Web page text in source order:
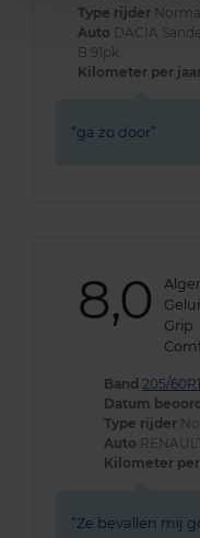
Type rijder
Auto DACIA
B 91pk
Kilometer per
ga zo door
8,0
Grip
Band 205/
Datum
Type rijder
Auto
Kilometer
Ze bevallen mij